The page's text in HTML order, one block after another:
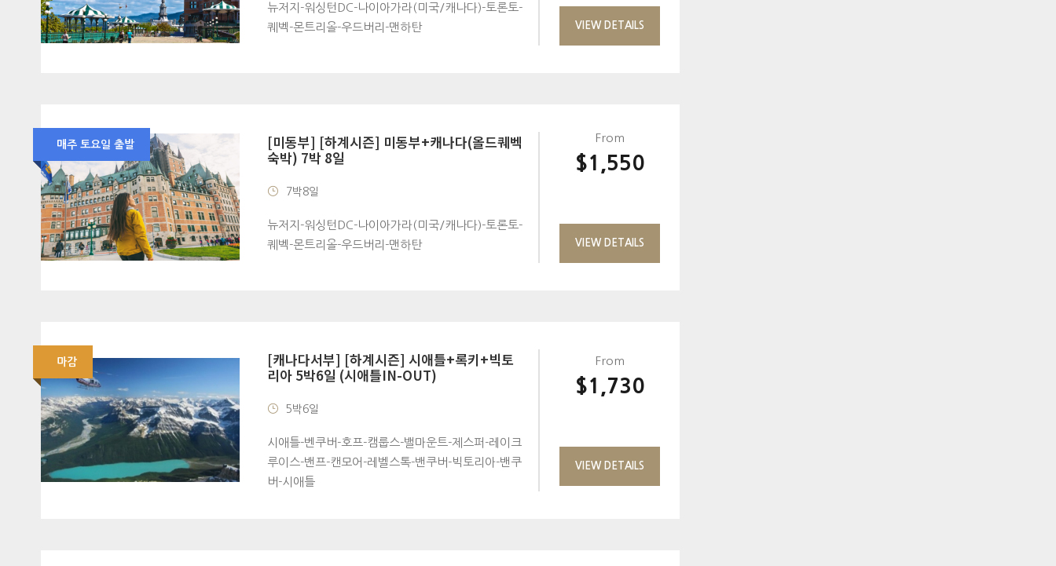
뉴저지-워싱턴DC-나이아가라(미국/캐나다)-토론토-
퀘벡-몬트리올-우드버리-맨하탄
VIEW DETAILS
매주 토요일 출발
[미동부] [하계시즌] 미동부+캐나다(올드퀘벡
숙박) 7박 8일
7박8일
뉴저지-워싱턴DC-나이아가라(미국/캐나다)-토론토-
퀘벡-몬트리올-우드버리-맨하탄
From
$1,550
VIEW DETAILS
마감
[캐나다서부] [하계시즌] 시애틀+록키+빅토
리아 5박6일 (시애틀IN-OUT)
5박6일
시애틀-벤쿠버-호프-캠룹스-밸마운트-제스퍼-레이크
루이스-밴프-캔모어-레벨스톡-밴쿠버-빅토리아-밴쿠
버-시애틀
From
$1,730
VIEW DETAILS